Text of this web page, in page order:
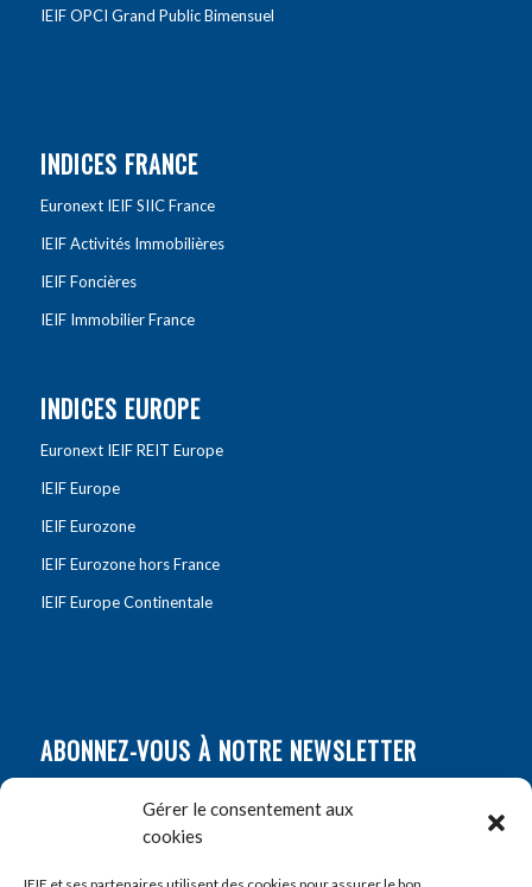
Gérer le consentement aux
cookies
IEIF OPCI Grand Public Bimensuel
INDICES FRANCE
Euronext IEIF SIIC France
IEIF Activités Immobilières
IEIF Foncières
IEIF Immobilier France
INDICES EUROPE
Euronext IEIF REIT Europe
IEIF Europe
IEIF Eurozone
IEIF Eurozone hors France
IEIF Europe Continentale
ABONNEZ-VOUS À NOTRE NEWSLETTER
Prénom*